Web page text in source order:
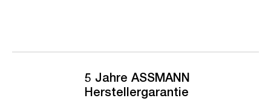
5 Jahre ASSMANN
Herstellergarantie